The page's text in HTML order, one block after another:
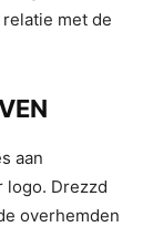
met de
aan
logo. Drezzd
overhemden